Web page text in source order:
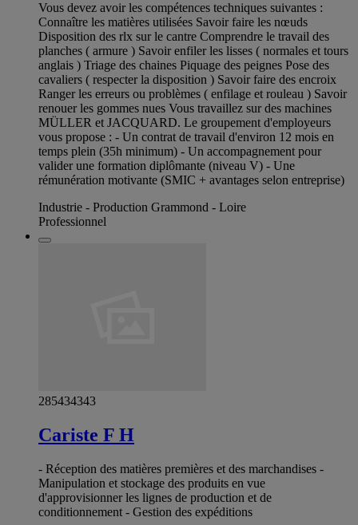
Vous devez avoir les compétences techniques suivantes :
Connaître les matières utilisées Savoir faire les nœuds
Disposition des rlx sur le cantre Comprendre le travail des
planches ( armure ) Savoir enfiler les lisses ( normales et tours
anglais ) Triage des chaines Piquage des peignes Pose des
cavaliers ( respecter la disposition ) Savoir faire des encroix
Ranger les erreurs ou problèmes ( enfilage et rouleau ) Savoir
renouer les gommes nues Vous travaillez sur des machines
MÜLLER et JACQUARD. Le groupement d'employeurs
vous propose : - Un contrat de travail d'environ 12 mois en
temps plein (35h minimum) - Un accompagnement pour
valider une formation diplômante (niveau V) - Une
rémunération motivante (SMIC + avantages selon entreprise)
Industrie - Production Grammond - Loire
Professionnel
285434343
Cariste F H
- Réception des matières premières et des marchandises -
Manipulation et stockage des produits en vue
d'approvisionner les lignes de production et de
conditionnement - Gestion des expéditions